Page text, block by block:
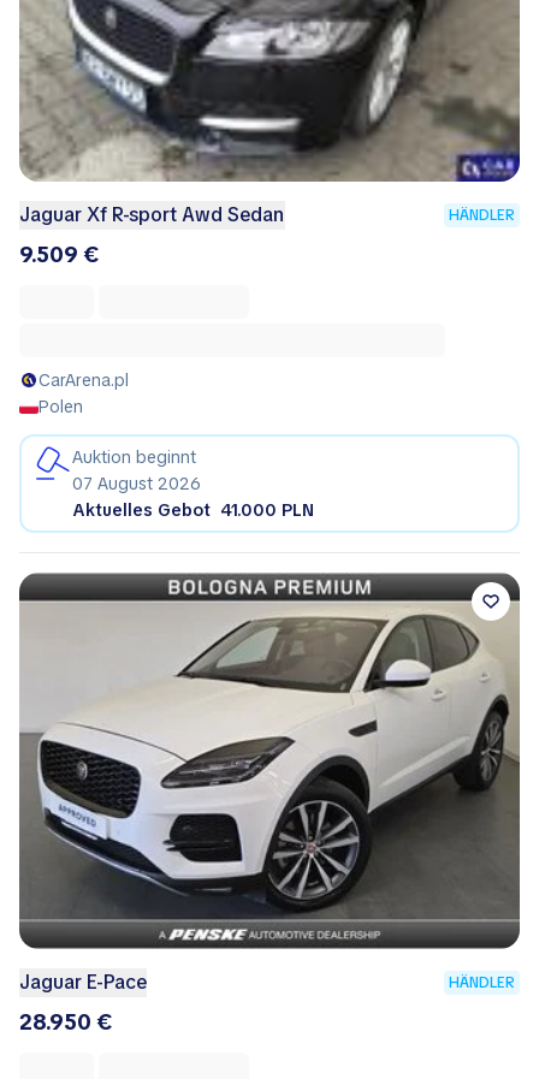
Jaguar Xf R-sport Awd Sedan HÄNDLER
9.509 €
CarArena.pl
Polen
Auktion beginnt
07 August 2026
Aktuelles Gebot 41.000 PLN
Jaguar E-Pace HÄNDLER
28.950 €